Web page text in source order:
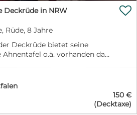
Deckrüde in NRW
Rüde, 8 Jahre
Deckrüde bietet seine
o.ä. vorhanden da
HD. BWK o.B. Bereits
und alle Farben vererbt.

150 €
(Decktaxe)